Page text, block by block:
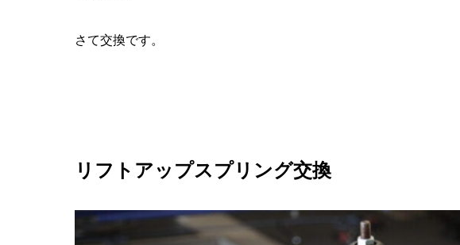
さて交換です。
リフトアップスプリング交換